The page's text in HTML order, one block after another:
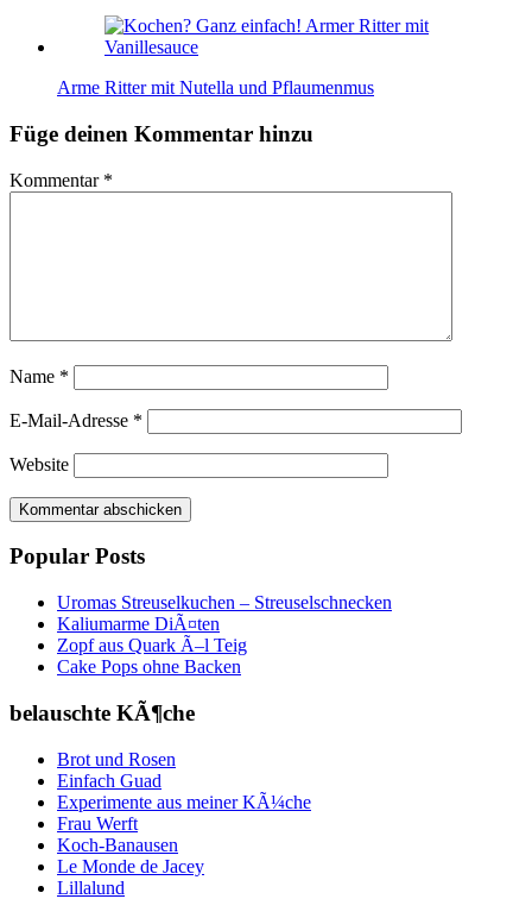
Arme Ritter mit Nutella und Pflaumenmus
Füge deinen Kommentar hinzu
Kommentar *
Name *
E-Mail-Adresse *
Website
Popular Posts
Uromas Streuselkuchen – Streuselschnecken
Kaliumarme DiÃ¤ten
Zopf aus Quark Ã–l Teig
Cake Pops ohne Backen
belauschte KÃ¶che
Brot und Rosen
Einfach Guad
Experimente aus meiner KÃ¼che
Frau Werft
Koch-Banausen
Le Monde de Jacey
Lillalund